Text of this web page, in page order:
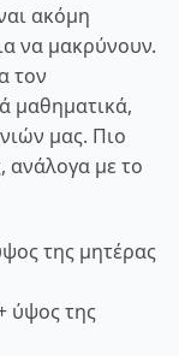
ακόμη
να μακρύνουν.
τον
μαθηματικά,
μας. Πιο
ανάλογα με το
της μητέρας
ύψος της